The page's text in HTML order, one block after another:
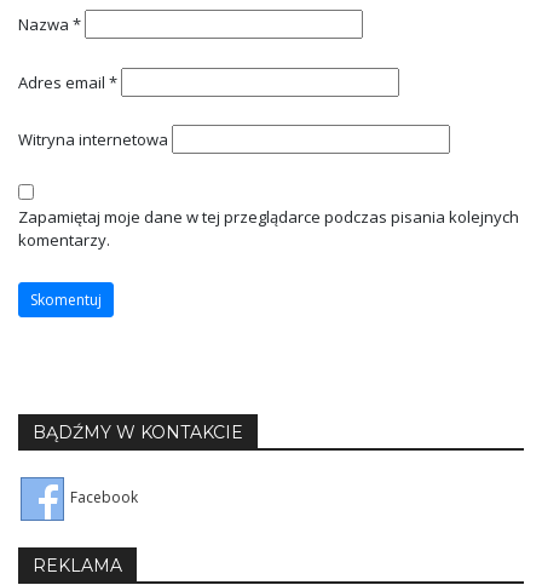
Nazwa *
Adres email *
Witryna internetowa
Zapamiętaj moje dane w tej przeglądarce podczas pisania kolejnych
komentarzy.
BĄDŹMY W KONTAKCIE
Facebook
REKLAMA